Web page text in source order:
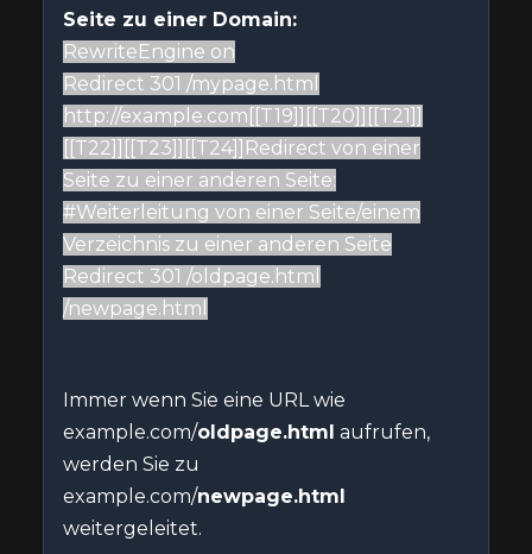
Seite zu einer Domain:
RewriteEngine on
Redirect 301 /mypage.html
http://example.com[[T19]][[T20]][[T21]]
[[T22]][[T23]][[T24]]Redirect von einer
Seite zu einer anderen Seite:
#Weiterleitung von einer Seite/einem
Verzeichnis zu einer anderen Seite
Redirect 301 /oldpage.html
/newpage.html
Immer wenn Sie eine URL wie
example.com/oldpage.html aufrufen,
werden Sie zu
example.com/newpage.html
weitergeleitet.